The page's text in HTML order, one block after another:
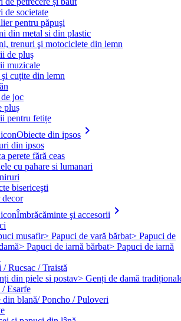
de societate
pentru păpuşi
din metal si din plastic
trenuri şi motociclete din lemn
de pluş
muzicale
şi cuţite din lemn
joc
pluș
pentru fetițe
Obiecte din ipsos keyboard_arrow_right
din ipsos
perete fără ceas
cu pahare si lumanari
bisericeşti
decor
Îmbrăcăminte şi accesorii keyboard_arrow_right
musafir> Papuci de vară bărbat> Papuci de
> Papuci de iarnă bărbat> Papuci de iarnă
/ Rucsac / Traistă
din piele si postav> Genți de damă
Esarfe
din blană/ Poncho / Puloveri